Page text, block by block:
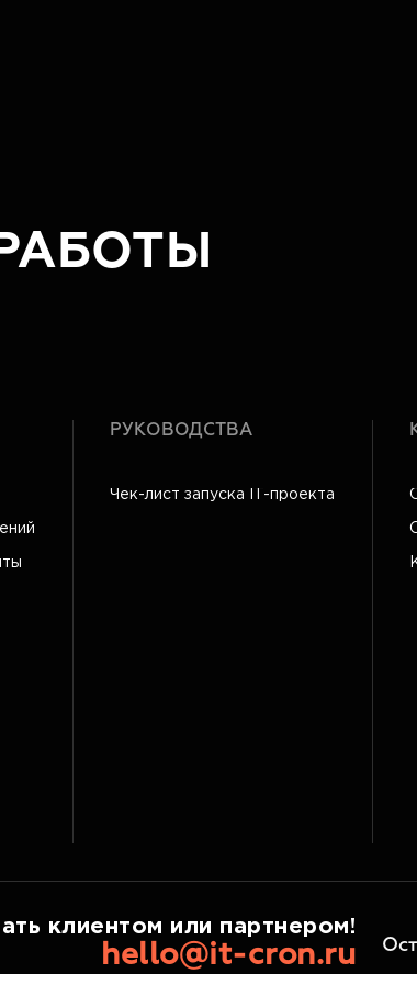
РУКОВОДСТВА
Чек-лист запуска IT-проекта
клиентом или партнером!
hello@it-cron.ru